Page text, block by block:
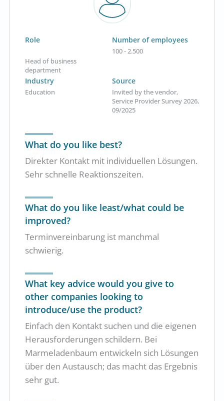
Role
Head of business
department
Number of employees
100 - 2.500
Industry
Education
Source
Invited by the vendor,
Service Provider Survey 2026,
09/2025
What do you like best?
Direkter Kontakt mit individuellen Lösungen.
Sehr schnelle Reaktionszeiten.
What do you like least/what could be
improved?
Terminvereinbarung ist manchmal
schwierig.
What key advice would you give to
other companies looking to
introduce/use the product?
Einfach den Kontakt suchen und die eigenen
Herausforderungen schildern. Bei
Marmeladenbaum entwickeln sich Lösungen
über den Austausch; das macht das Ergebnis
sehr gut.